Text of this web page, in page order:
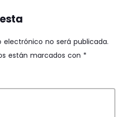
electrónico no será publicada.
están marcados con *